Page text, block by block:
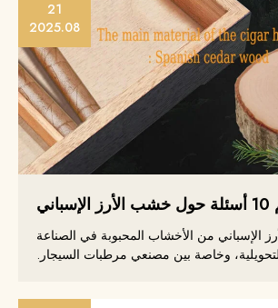
21
2025.08
الإسباني من الأخشاب المحبوبة في الصناعة
وخاصة بين مصنعي مرطبات السيجار.